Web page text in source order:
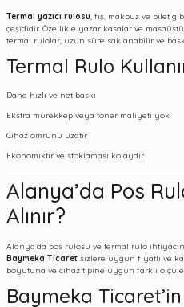
Termal yazıcı rulosu, fiş, makbuz ve bilet
çeşididir. Özellikle yazar kasalar ve
termal rulolar, uzun süre saklanabilir ve
Termal Rulo
Daha hızlı ve net baskı
Ekstra mürekkep veya toner maliyeti yok
Cihaz ömrünü uzatır
Ekonomiktir ve stoklaması kolaydır
Alanya’da Pos
Alınır?
Alanya’da pos rulosu ve termal rulo
Baymeka Ticaret sizlere uygun fiyatlı ve
boyutuna ve cihaz tipine uygun farklı
Baymeka Ticaret’in